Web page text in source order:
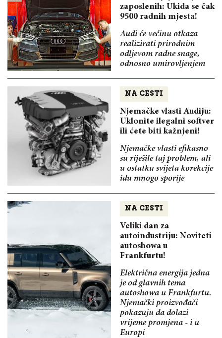
zaposlenih: Ukida se čak
9500 radnih mjesta!
Audi će većinu otkaza
realizirati prirodnim
odljevom radne snage,
odnosno umirovljenjem
NA CESTI
Njemačke vlasti Audiju:
Uklonite ilegalni softver
ili ćete biti kažnjeni!
Njemačke vlasti efikasno
su riješile taj problem, ali
u ostatku svijeta korekcije
idu mnogo sporije
NA CESTI
Veliki dan za
autoindustriju: Noviteti
autoshowa u
Frankfurtu!
Električna energija jedna
je od glavnih tema
autoshowa u Frankfurtu.
Njemački proizvođači
pokazuju da dolazi
vrijeme promjena - i u
Europi